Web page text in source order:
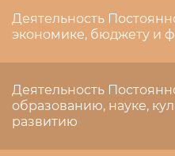
Деятельность
экономике, бюджету и
Деятельность
образованию, науке,
развитию